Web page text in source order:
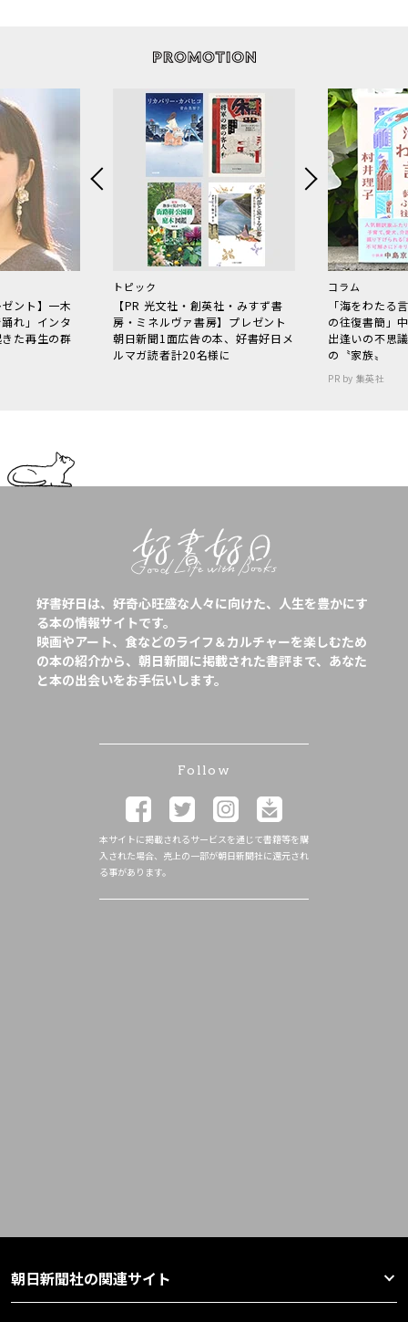
ント】一木
れ」インタ
た再生の群
トピック
【PR 光文社・創英社・みすず書
房・ミネルヴァ書房】プレゼント
朝日新聞1面広告の本、好書好日メ
ルマガ読者計20名様に
コラム
「海をわた
の往復書簡」
出逢いの不思
の〝家族〟
PR by 集英社
好書好日は、好奇心旺盛な人々に向けた、人生を豊かにす
る本の情報サイトです。
映画やアート、食などのライフ＆カルチャーを楽しむため
の本の紹介から、朝日新聞に掲載された書評まで、あなた
と本の出会いをお手伝いします。
Follow
本サイトに掲載されるサービスを通じて書籍等を購
入された場合、売上の一部が朝日新聞社に還元され
る事があります。
朝日新聞社の関連サイト